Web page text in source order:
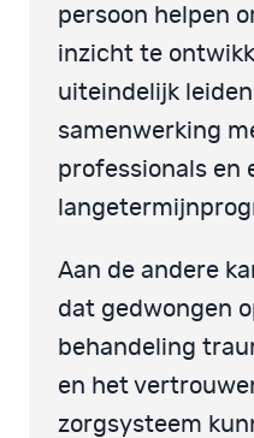
persoon helpen
inzicht te
uiteindelijk
samenwerking
professionals en
Aan de andere
dat gedwongen
behandeling
en het
zorgsysteem